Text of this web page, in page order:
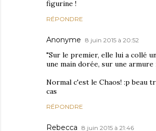
figurine !
RÉPONDRE
Anonyme 8 juin 2015 à 20:52
"Sur le premier, elle lui a collé
une main dorée, sur une armure
Normal c'est le Chaos! :p beau
cas
RÉPONDRE
Rebecca 8 juin 2015 à 21:46